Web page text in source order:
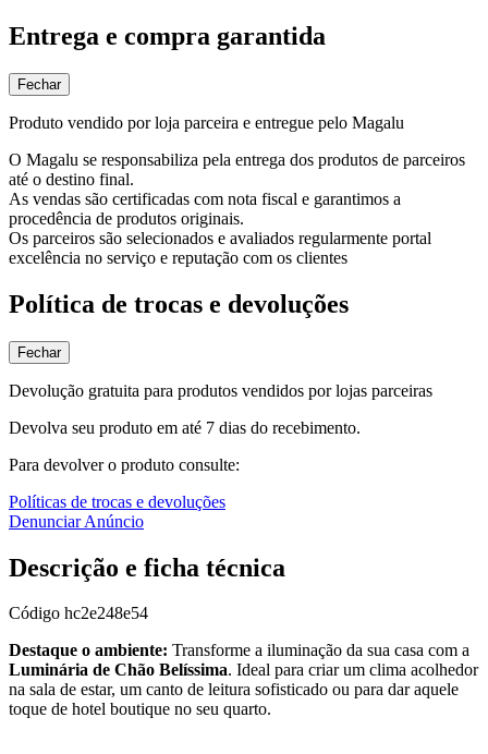
Entrega e compra garantida
Fechar
Produto vendido por loja parceira e entregue pelo Magalu
O Magalu se responsabiliza pela entrega dos produtos de parceiros
até o destino final.
As vendas são certificadas com nota fiscal e garantimos a
procedência de produtos originais.
Os parceiros são selecionados e avaliados regularmente portal
excelência no serviço e reputação com os clientes
Política de trocas e devoluções
Fechar
Devolução gratuita para produtos vendidos por lojas parceiras
Devolva seu produto em até 7 dias do recebimento.
Para devolver o produto consulte:
Políticas de trocas e devoluções
Denunciar Anúncio
Descrição e ficha técnica
Código hc2e248e54
Destaque o ambiente: Transforme a iluminação da sua casa com a
Luminária de Chão Belíssima. Ideal para criar um clima acolhedor
na sala de estar, um canto de leitura sofisticado ou para dar aquele
toque de hotel boutique no seu quarto.